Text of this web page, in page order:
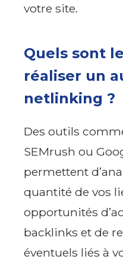
votre site.
Quels sont
réaliser un
netlinking ?
Des outils
SEMrush ou
permettent
quantité de vos
opportunités
backlinks et de
éventuels liés à